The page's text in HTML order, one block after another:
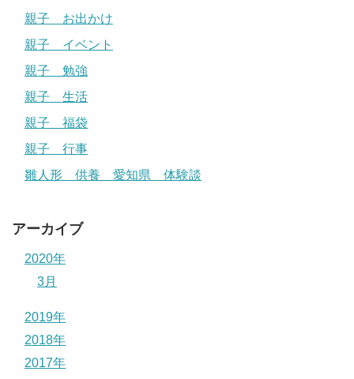
親子 お出かけ
親子 イベント
親子 勉強
親子 生活
親子 福袋
親子 行事
雛人形 供養 愛知県 体験談
アーカイブ
2020年
3月
2019年
2018年
2017年